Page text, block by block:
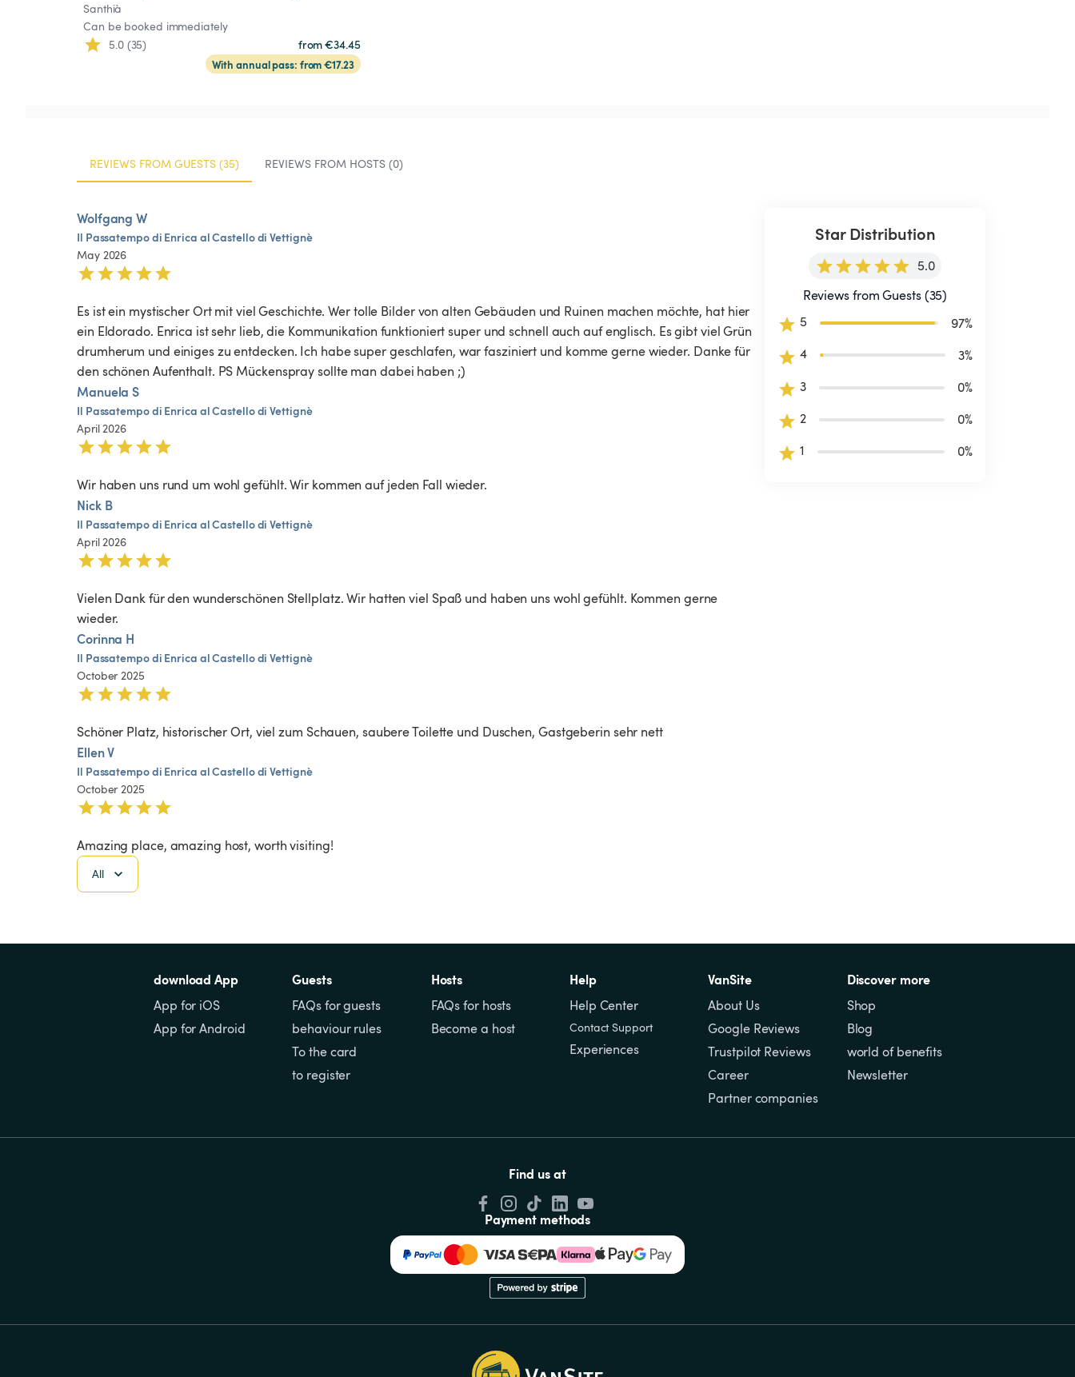
Santhià
Can be booked immediately
5.0 (35)
from €34.45
With annual pass: from €17.23
REVIEWS FROM GUESTS (35) REVIEWS FROM HOSTS (0)
Wolfgang W
Il Passatempodi Enrica alCastellodi Vettignè
May 2026
Es ist ein mystischer Ort mit viel Geschichte. Wer tolle Bilder von alten Gebäuden und Ruinen machen möchte, hat hier
ein Eldorado. Enrica ist sehr lieb, die Kommunikation funktioniert super und schnell auch auf englisch. Es gibt viel Grün
drumherum und einiges zu entdecken. Ich habe super geschlafen, war fasziniert und komme gerne wieder. Danke für
den schönen Aufenthalt. PS Mückenspray sollte man dabei haben ;)
Manuela S
Il Passatempodi Enrica alCastellodi Vettignè
April 2026
Wir haben uns rund um wohl gefühlt. Wir kommen auf jeden Fall wieder.
Nick B
Il Passatempodi Enrica alCastellodi Vettignè
April 2026
Vielen Dank für den wunderschönen Stellplatz. Wir hatten viel Spaß und haben uns wohl gefühlt. Kommen gerne
wieder.
Corinna H
Il Passatempodi Enrica alCastellodi Vettignè
October 2025
Schöner Platz, historischer Ort, viel zum Schauen, saubere Toilette und Duschen, Gastgeberin sehr nett
Ellen V
Il Passatempodi Enrica alCastellodi Vettignè
October 2025
Amazing place, amazing host, worth visiting!
Star Distribution
5.0
Reviews from Guests (35)
5
97%
4
3%
3
0%
2
0%
1
0%
All
download App
App for iOS
App for Android
Guests
FAQs for guests
behaviour rules
To the card
to register
Hosts
FAQs for hosts
Become a host
Help
Help Center
Contact Support
Experiences
VanSite
About Us
Google Reviews
Trustpilot Reviews
Career
Partner companies
Discover more
Shop
Blog
world of benefits
Newsletter
Find us at
Payment methods